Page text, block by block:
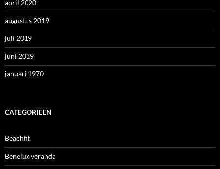
april 2020
augustus 2019
juli 2019
juni 2019
januari 1970
CATEGORIEËN
Beachfit
Benelux veranda